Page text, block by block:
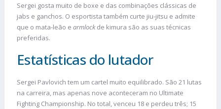
Sergei gosta muito de boxe e das combinações clássicas de
jabs e ganchos. O esportista também curte jiu-jitsu e admite
que o mata-leão e armlockde kimura são as suas técnicas
preferidas.
Estatísticas do lutador
Sergei Pavlovich tem um cartel muito equilibrado. São 21 lutas
na carreira, mas apenas nove aconteceram no Ultimate
Fighting Championship. No total, venceu 18 e perdeu três; 15